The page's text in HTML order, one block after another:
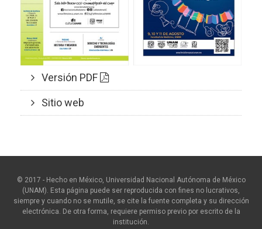
Versión PDF
Sitio web
© 2017 - Hecho en México, Universidad Nacional Autónoma de México
(UNAM). Esta página puede ser reproducida con fines no lucrativos,
siempre y cuando no se mutile, se cite la fuente completa y su dirección
electrónica. De otra forma, requiere permiso previo por escrito de la
institución.